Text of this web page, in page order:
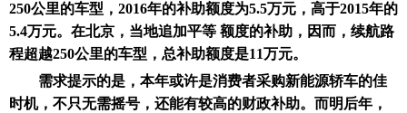
250公里的车型，2016年的补助额度为5.5万元，高于2015年的
5.4万元。在北京，当地追加平等 额度的补助，因而，续航路
程超越250公里的车型，总补助额度是11万元。
需求提示的是，本年或许是消费者采购新能源轿车的佳
时机，不只无需摇号，还能有较高的财政补助。而明后年，